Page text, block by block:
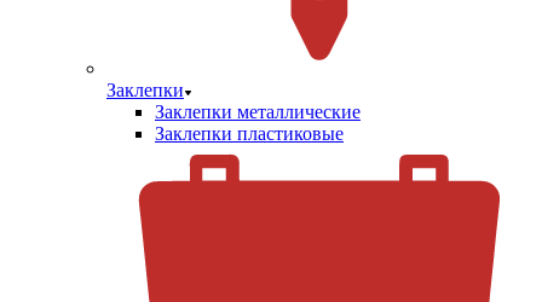
Заклепки
Заклепки металлические
Заклепки пластиковые